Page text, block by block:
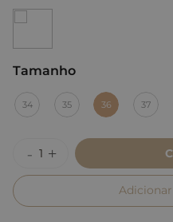
Tamanho
36
34 35 36 37